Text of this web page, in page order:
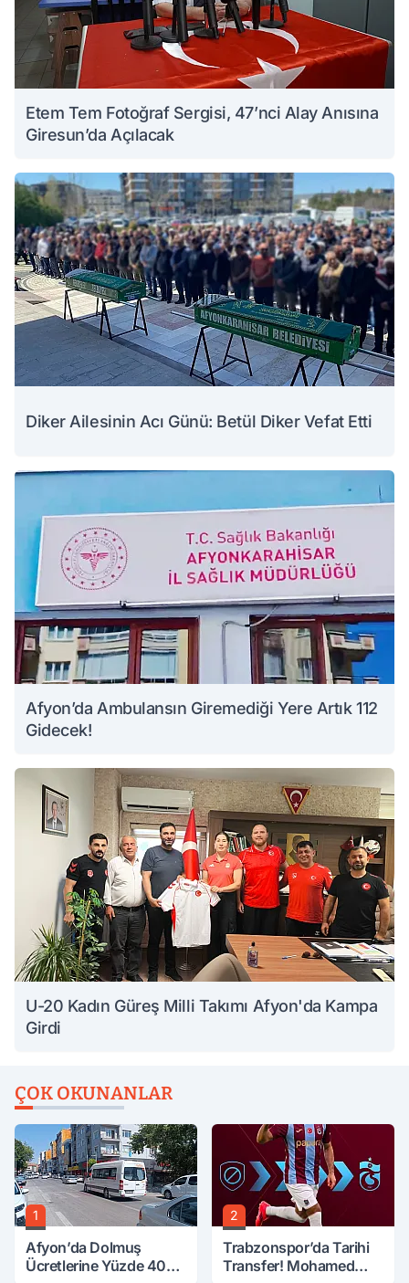
Etem Tem Fotoğraf Sergisi, 47’nci Alay Anısına
Giresun’da Açılacak
Diker Ailesinin Acı Günü: Betül Diker Vefat Etti
Afyon’da Ambulansın Giremediği Yere Artık 112
Gidecek!
U-20 Kadın Güreş Milli Takımı Afyon'da Kampa
Girdi
ÇOK OKUNANLAR
1
Afyon’da Dolmuş
Ücretlerine Yüzde 40
2
Trabzonspor’da Tarihi
Transfer! Mohamed